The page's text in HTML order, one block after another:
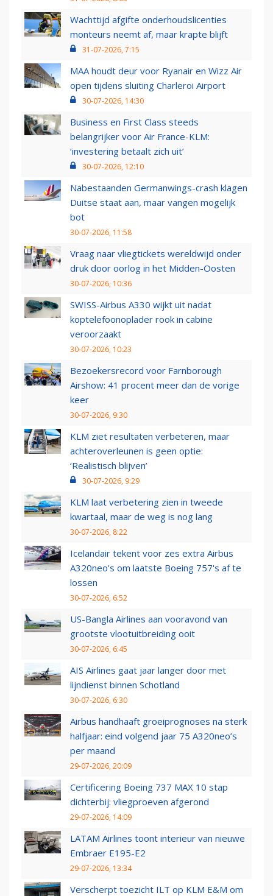
Wachttijd afgifte onderhoudslicenties
monteurs neemt af, maar krapte blijft
31-07-2026, 7:15
MAA houdt deur voor Ryanair en Wizz Air
open tijdens sluiting Charleroi Airport
30-07-2026, 14:30
Business en First Class steeds
belangrijker voor Air France-KLM:
‘investering betaalt zich uit’
30-07-2026, 12:10
Nabestaanden Germanwings-crash klagen
Duitse staat aan, maar vangen mogelijk
bot
30-07-2026, 11:58
Vraag naar vliegtickets wereldwijd onder
druk door oorlog in het Midden-Oosten
30-07-2026, 10:36
SWISS-Airbus A330 wijkt uit nadat
koptelefoonoplader rook in cabine
veroorzaakt
30-07-2026, 10:23
Bezoekersrecord voor Farnborough
Airshow: 41 procent meer dan de vorige
keer
30-07-2026, 9:30
KLM ziet resultaten verbeteren, maar
achteroverleunen is geen optie:
‘Realistisch blijven’
30-07-2026, 9:29
KLM laat verbetering zien in tweede
kwartaal, maar de weg is nog lang
30-07-2026, 8:22
Icelandair tekent voor zes extra Airbus
A320neo's om laatste Boeing 757's af te
lossen
30-07-2026, 6:52
US-Bangla Airlines aan vooravond van
grootste vlootuitbreiding ooit
30-07-2026, 6:45
AIS Airlines gaat jaar langer door met
lijndienst binnen Schotland
30-07-2026, 6:30
Airbus handhaaft groeiprognoses na sterk
halfjaar: eind volgend jaar 75 A320neo’s
per maand
29-07-2026, 20:09
Certificering Boeing 737 MAX 10 stap
dichterbij: vliegproeven afgerond
29-07-2026, 14:09
LATAM Airlines toont interieur van nieuwe
Embraer E195-E2
29-07-2026, 13:34
Verscherpt toezicht ILT op KLM E&M om